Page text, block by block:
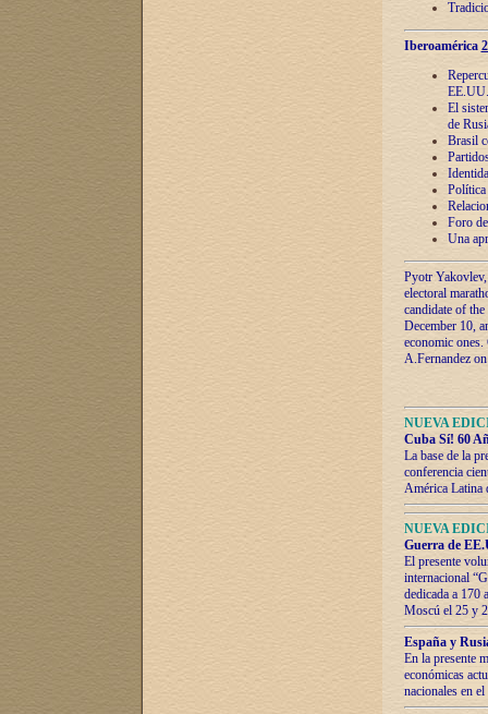
Iberoamérica
EE.UU.
El
de
Brasil
Política
Foro
Una
Pyotr
electoral
candidate of
December 10,
economic
A.Fernandez
NUEVA
Cuba Sí! 60
La base de la
conferencia
América Latina
NUEVA
Guerra de
El presente
internacional
dedicada a 170
Moscú el 25 y
España y
En la presente
económicas
nacionales en